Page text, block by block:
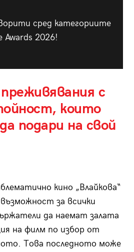
сред категориите
Awards 2026!
с
които
подари на свой
кино „Влайкова“
за всички
да наемат залата
на филм по избор от
Това последното може